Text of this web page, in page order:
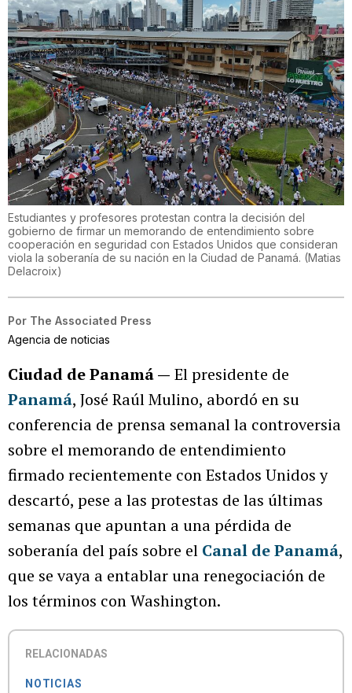
Estudiantes y profesores protestan contra la decisión del
gobierno de firmar un memorando de entendimiento sobre
cooperación en seguridad con Estados Unidos que consideran
viola la soberanía de su nación en la Ciudad de Panamá. (Matias
Delacroix)
Por The Associated Press
Agencia de noticias
Ciudad de Panamá — El presidente de
Panamá, José Raúl Mulino, abordó en su
conferencia de prensa semanal la controversia
sobre el memorando de entendimiento
firmado recientemente con Estados Unidos y
descartó, pese a las protestas de las últimas
semanas que apuntan a una pérdida de
soberanía del país sobre el Canal de Panamá,
que se vaya a entablar una renegociación de
los términos con Washington.
RELACIONADAS
NOTICIAS